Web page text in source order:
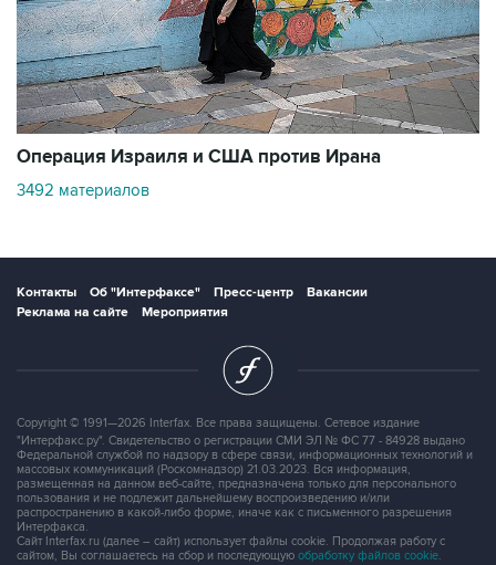
Операция Израиля и США против Ирана
3492 материалов
Контакты Об "Интерфаксе" Пресс-центр
Вакансии
Реклама на сайте
Мероприятия
Copyright © 1991—2026 Interfax. Все права защищены. Сетевое издание
"Интерфакс.ру". Свидетельство о регистрации СМИ ЭЛ № ФС 77 - 84928 выдано
Федеральной службой по надзору в сфере связи, информационных технологий и
массовых коммуникаций (Роскомнадзор) 21.03.2023. Вся информация,
размещенная на данном веб-сайте, предназначена только для персонального
пользования и не подлежит дальнейшему воспроизведению и/или
распространению в какой-либо форме, иначе как с письменного разрешения
Интерфакса.
Сайт Interfax.ru (далее – сайт) использует файлы cookie. Продолжая работу с
сайтом, Вы соглашаетесь на сбор и последующую обработку файлов cookie.